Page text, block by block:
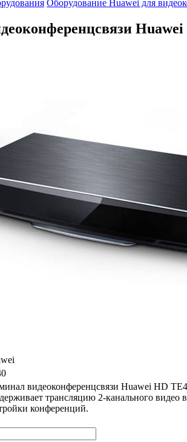
Оборудование Huawei для
видеоконференцсвязи Huawei HD
трансляцию 2-канального видео
конференций.